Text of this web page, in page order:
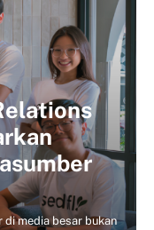
media besar bukan